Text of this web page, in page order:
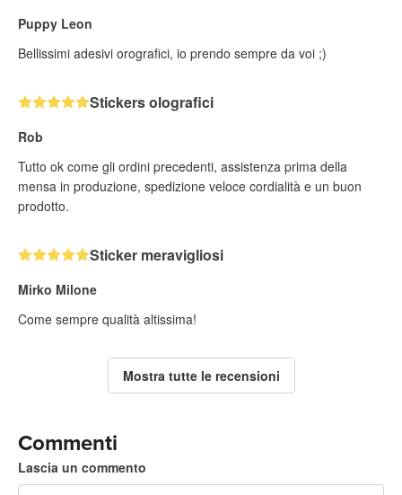
Puppy Leon
Bellissimi adesivi orografici, io prendo sempre da voi ;)
Stickers olografici
Rob
Tutto ok come gli ordini precedenti, assistenza prima della
mensa in produzione, spedizione veloce cordialità e un buon
prodotto.
Sticker meravigliosi
Mirko Milone
Come sempre qualità altissima!
Mostra tutte le recensioni
Commenti
Lascia un commento